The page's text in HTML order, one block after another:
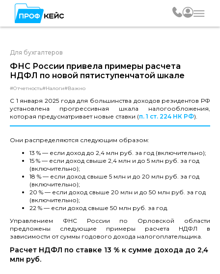
Для бухгалтеров
ФНС России привела примеры расчета
НДФЛ по новой пятиступенчатой шкале
#Отчетность#Налоги#Важно
С 1 января 2025 года для большинства доходов резидентов РФ
установлена прогрессивная шкала налогообложения,
которая предусматривает новые ставки (п. 1 ст. 224 НК РФ).
Они распределяются следующим образом:
13 % — если доход до 2,4 млн руб. за год (включительно);
15 % — если доход свыше 2,4 млн и до 5 млн руб. за год
(включительно);
18 % — если доход свыше 5 млн и до 20 млн руб. за год
(включительно);
20 % — если доход свыше 20 млн и до 50 млн руб. за год
(включительно);
22 % — если доход свыше 50 млн руб. за год.
Управлением ФНС России по Орловской области
предложены следующие примеры расчета НДФЛ в
зависимости от суммы годового дохода налогоплательщика.
Расчет НДФЛ по ставке 13 % к сумме дохода до 2,4
млн руб.